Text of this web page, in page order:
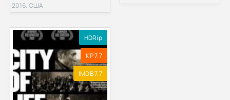
2016, США
HDRip
KP 7.7
IMDB 7.7